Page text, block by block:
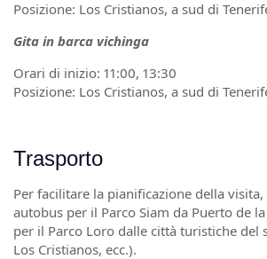
Posizione: Los Cristianos, a sud di
Gita in barca vichinga
Orari di inizio: 11:00, 13:30
Posizione: Los Cristianos, a sud di
Trasporto
Per facilitare la pianificazione della
autobus per il Parco Siam da Puerto de
per il Parco Loro dalle città turistiche del
Los Cristianos, ecc.).